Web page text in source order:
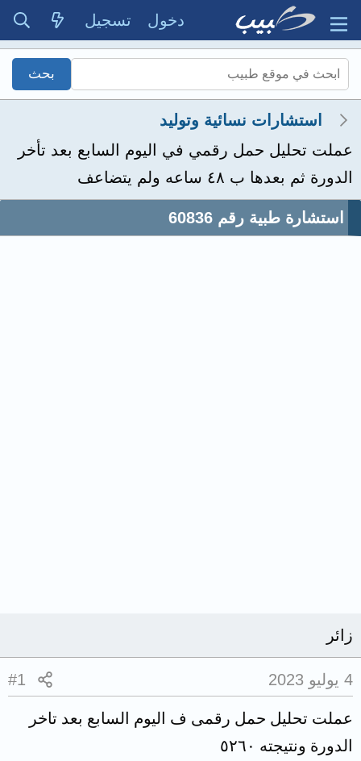
دخول تسجيل
استشارات نسائية وتوليد
عملت تحليل حمل رقمي في اليوم السابع بعد تأخر
الدورة ثم بعدها ب ٤٨ ساعه ولم يتضاعف
استشارة طبية رقم 60836
زائر
4 يوليو 2023 #1
عملت تحليل حمل رقمى ف اليوم السابع بعد تاخر
الدورة ونتيجته ٥٢٦٠